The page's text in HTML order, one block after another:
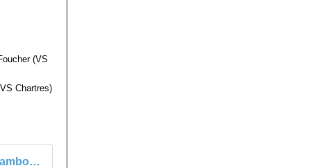
(VS
Chartres)
Chambois (61) Classement Grand Prix Du Muguet course cycliste 1er mai